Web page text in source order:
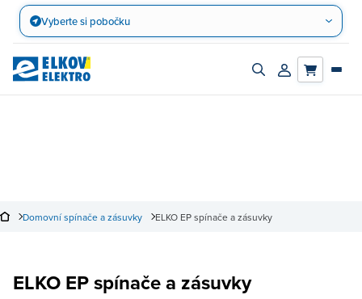
Přejít
obsah
Vyberte si pobočku
Zapnout/vypnout
Přihlásit/
ELKO EP spínače a zásuvky
Domovní spínače a zásuvky
ELKO EP spínače a zásuvky